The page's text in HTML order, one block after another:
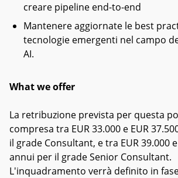
creare pipeline end-to-end
Mantenere aggiornate le best
tecnologie emergenti nel campo
AI.
What we offer
La retribuzione prevista per questa
compresa tra EUR 33.000 e EUR
il grade Consultant, e tra EUR 39.000
annui per il grade Senior Consultant.
L'inquadramento verrà definito in